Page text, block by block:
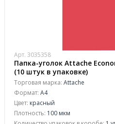
Арт. 3035358
Папка-уголок Attache
(10 штук в упаковке)
Торговая марка: Attache
Формат: A4
Цвет: красный
Плотность: 100 мкм